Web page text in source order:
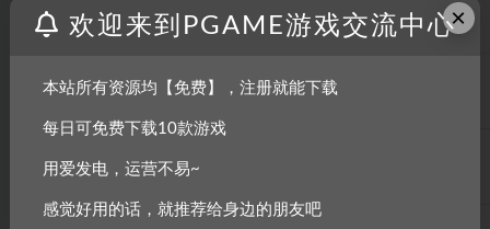
操作系统
CPU
内存
暂未公布
暂未公布
×
欢迎来到PGAME游戏交流中心
本站所有资源均【免费】，注册就能下载
每日可免费下载10款游戏
用爱发电，运营不易~
感觉好用的话，就推荐给身边的朋友吧